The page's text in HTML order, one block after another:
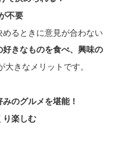
不要
るときに意見が合わない
好きなものを食べ、興味の
大きなメリットです。
のグルメを堪能！
り楽しむ